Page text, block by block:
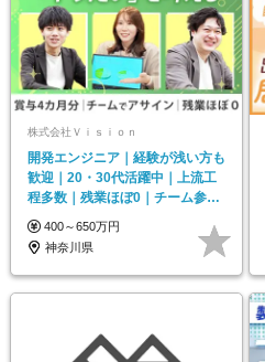
株式会社Ｖｉｓｉｏｎ
開発エンジニア｜経験が浅い方も
歓迎｜20・30代活躍中｜上流工
程多数｜残業ほぼ0｜チーム参画
｜賞与実績4カ月分
400～650万円
神奈川県